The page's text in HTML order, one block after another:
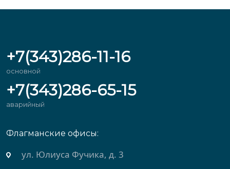
+7(343)286-11-16
основной
+7(343)286-65-15
аварийный
Флагманские офисы:
ул. Юлиуса Фучика, д. 3